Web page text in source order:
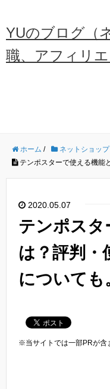
YUのブログ（
職、アフィリエ
ホーム / ネットショップ
テンポスターで使える機能
2020.05.07
テンポスタ
は？評判・
についても
※当サイトでは一部PRが含